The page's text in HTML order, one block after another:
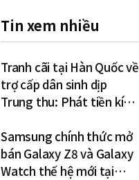
Tin xem nhiều
Tranh cãi tại Hàn Quốc về
trợ cấp dân sinh dịp
Trung thu: Phát tiền kích
tương lai?
Samsung chính thức mở
bán Galaxy Z8 và Galaxy
Watch thế hệ mới tại